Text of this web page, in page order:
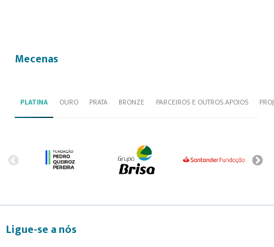
Mecenas
PLATINA OURO PRATA BRONZE PARCEIROS E OUTROS APOIOS
Ligue-se a nós